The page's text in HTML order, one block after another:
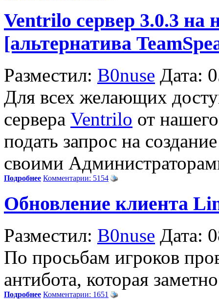
Ventrilo сервер 3.0.3 на
[альтернатива
Разместил: B0nuse Дата:
Для всех желающих
сервера Ventrilo от
подать запрос на
своими
Подробнее Комментарии: 5154
Обновление клиента
Разместил: B0nuse Дата:
По просьбам игроков
антибота, которая
Подробнее Комментарии: 1651